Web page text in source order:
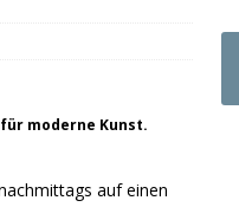
moderne Kunst.
auf einen